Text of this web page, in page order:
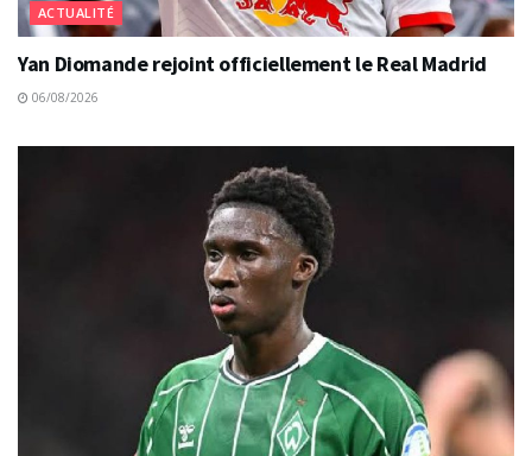
ACTUALITÉ
Yan Diomande rejoint officiellement le Real Madrid
06/08/2026